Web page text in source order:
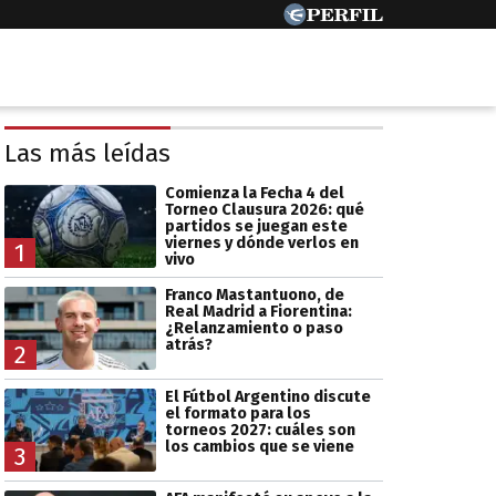
Las más leídas
1
Comienza la Fecha 4 del
Torneo Clausura 2026: qué
partidos se juegan este
viernes y dónde verlos en
vivo
2
Franco Mastantuono, de
Real Madrid a Fiorentina:
¿Relanzamiento o paso
atrás?
3
El Fútbol Argentino discute
el formato para los
torneos 2027: cuáles son
los cambios que se viene